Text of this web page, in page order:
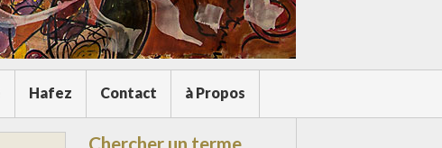
Hafez Contact à Propos
Chercher un terme